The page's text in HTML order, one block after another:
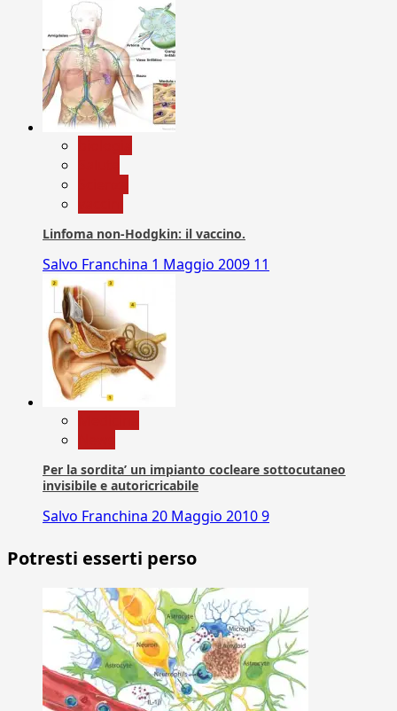
Linfoma non-Hodgkin: il vaccino.
Salvo Franchina 1 Maggio 2009 11
Per la sordita’ un impianto cocleare sottocutaneo
invisibile e autoricricabile
Salvo Franchina 20 Maggio 20109
Potresti esserti perso